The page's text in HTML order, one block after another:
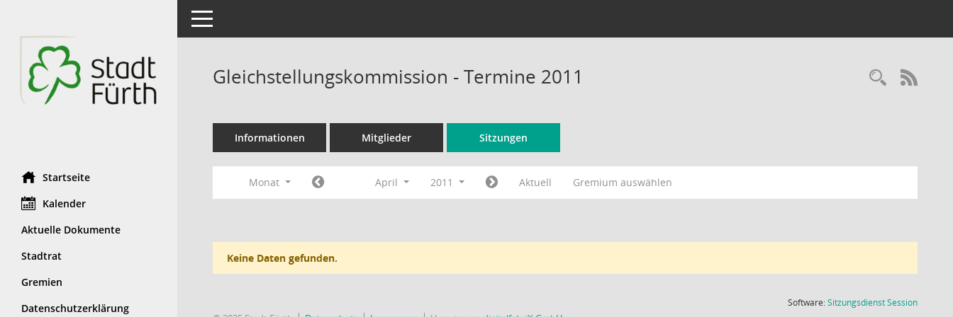
Startseite
Kalender
Aktuelle Dokumente
Stadtrat
Gremien
Datenschutzerklärung
Toggle navigation
Gleichstellungskommission - Termine 2011
Informationen Mitglieder Sitzungen
Monat April 2011 Aktuell Gremium auswählen
Keine Daten gefunden.
Software:SitzungsdienstSession(Wird in